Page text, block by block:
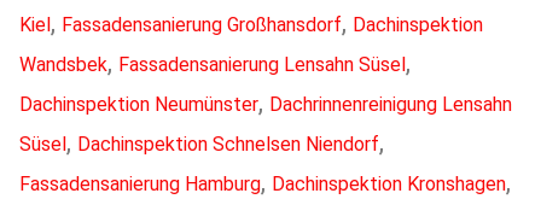
Kiel, Fassadensanierung Großhansdorf, Dachinspektion
Wandsbek, Fassadensanierung Lensahn Süsel,
Dachinspektion Neumünster, Dachrinnenreinigung Lensahn
Süsel, Dachinspektion Schnelsen Niendorf,
Fassadensanierung Hamburg, Dachinspektion Kronshagen,